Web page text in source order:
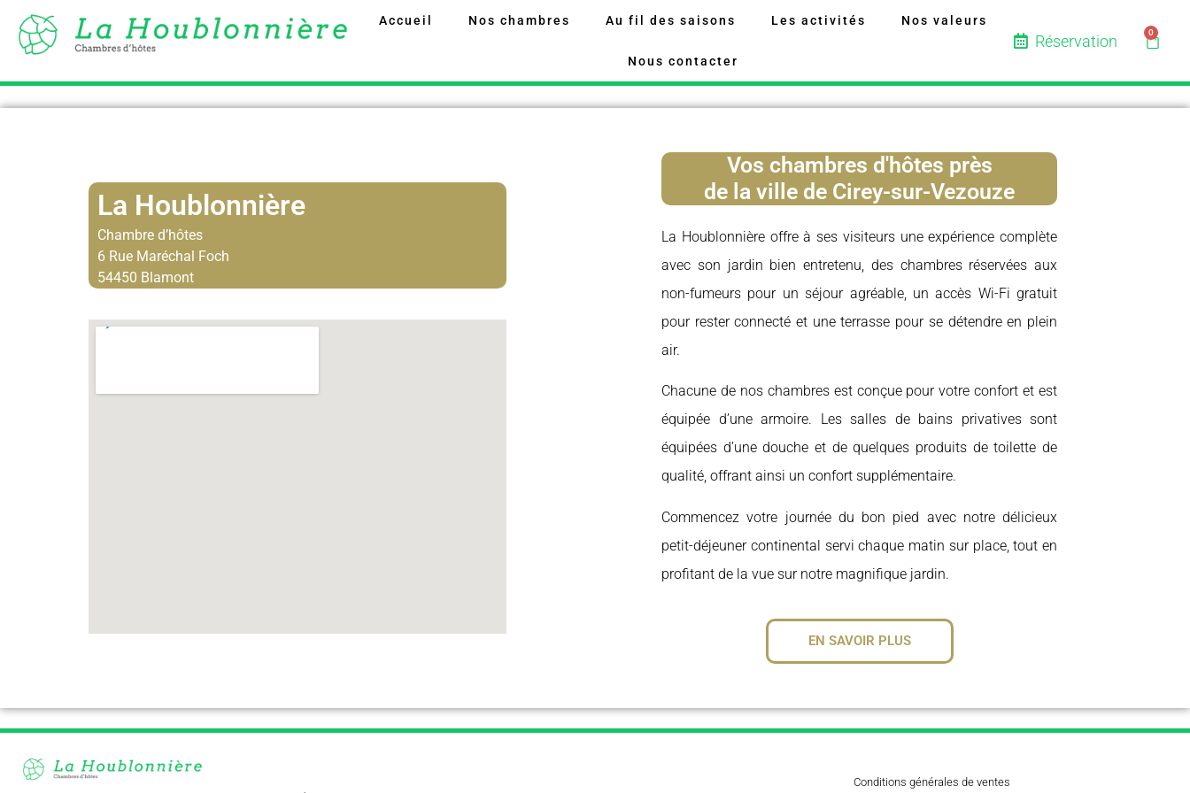
Accueil Nos chambres Au fil des saisons Les activités Nos valeurs
Nous contacter
Réservation 0
La Houblonnière
Chambre d’hôtes
6 Rue Maréchal Foch
54450 Blamont
Vos chambres d'hôtes près
de la ville de Cirey-sur-Vezouze
La Houblonnière offre à ses visiteurs une expérience complète
avec son jardin bien entretenu, des chambres réservées aux
non-fumeurs pour un séjour agréable, un accès Wi-Fi gratuit
pour rester connecté et une terrasse pour se détendre en plein
air.
Chacune de nos chambres est conçue pour votre confort et est
équipée d’une armoire. Les salles de bains privatives sont
équipées d’une douche et de quelques produits de toilette de
qualité, offrant ainsi un confort supplémentaire.
Commencez votre journée du bon pied avec notre délicieux
petit-déjeuner continental servi chaque matin sur place, tout en
profitant de la vue sur notre magnifique jardin.
EN SAVOIR PLUS
Conditions générales de ventes